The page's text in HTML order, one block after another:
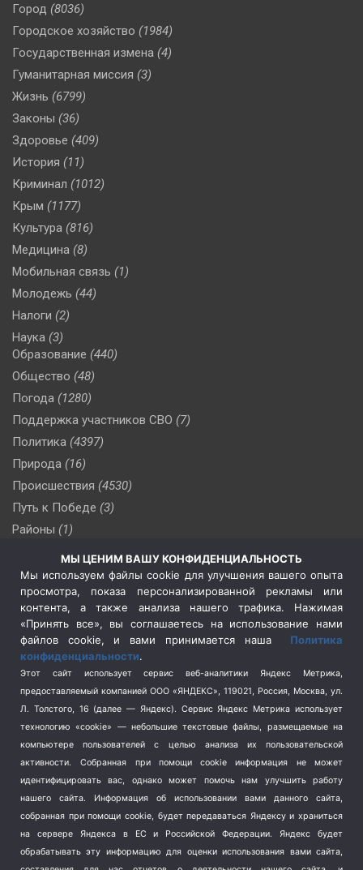
Город (8036)
Городское хозяйство (1984)
Государственная измена (4)
Гуманитарная миссия (3)
Жизнь (6799)
Законы (36)
Здоровье (409)
История (11)
Криминал (1012)
Крым (1177)
Культура (816)
Медицина (8)
Мобильная связь (1)
Молодежь (44)
Налоги (2)
Наука (3)
Образование (440)
Общество (48)
Погода (1280)
Поддержка участников СВО (7)
Политика (4397)
Природа (16)
Происшествия (4530)
Путь к Победе (3)
Районы (1)
(510)
Сельское хозяйство (3)
Социальная политика
(3)
Спецоперация в Украине
Спецоперация на Украине
(404)
Спорт (740)
Терроризм (1)
Транспорт (262)
Туризм (178)
Флот (76)
Школа и спорт (2)
Экология (8)
Экономика (1172)
МЫ ЦЕНИМ ВАШУ КОНФИДЕНЦИАЛЬНОСТЬ
Мы используем файлы cookie для улучшения вашего опыта
просмотра, показа персонализированной рекламы или
контента, а также анализа нашего трафика. Нажимая
«Принять все», вы соглашаетесь на использование нами
файлов cookie, и вами принимается наша Политика
конфиденциальности.
Этот сайт использует сервис веб-аналитики Яндекс Метрика,
предоставляемый компанией ООО «ЯНДЕКС», 119021, Россия, Москва, ул.
Л. Толстого, 16 (далее — Яндекс). Сервис Яндекс Метрика использует
технологию «cookie» — небольшие текстовые файлы, размещаемые на
компьютере пользователей с целью анализа их пользовательской
активности.
Собранная при помощи cookie информация не может
идентифицировать вас, однако может помочь нам улучшить работу
нашего сайта. Информация об использовании вами данного сайта,
собранная при помощи cookie, будет передаваться Яндексу и храниться
на сервере Яндекса в ЕС и Российской Федерации. Яндекс будет
обрабатывать эту информацию для оценки использования вами сайта,